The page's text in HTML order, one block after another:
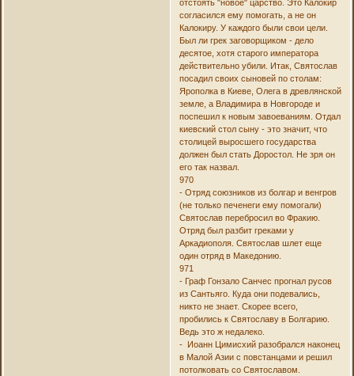
отстоять "новое" царство. Это Калокир
согласился ему помогать, а не он
Калокиру. У каждого были свои цели.
Был ли грек заговорщиком - дело
десятое, хотя старого императора
действительно убили. Итак, Святослав
посадил своих сыновей по столам:
Ярополка в Киеве, Олега в древлянской
земле, а Владимира в Новгороде и
поспешил к новым завоеваниям. Отдал
киевский стол сыну - это значит, что
столицей выросшего государства
должен был стать Доростол. Не зря он
его так назвал.
970
- Отряд союзников из болгар и венгров
(не только печенеги ему помогали)
Святослав перебросил во Фракию.
Отряд был разбит греками у
Аркадиополя. Святослав шлет еще
один отряд в Македонию.
971
- Граф Гонзало Санчес прогнал русов
из Сантьяго. Куда они подевались,
никто не знает. Скорее всего,
пробились к Святославу в Болгарию.
Ведь это ж недалеко.
- Иоанн Цимисхий разобрался наконец
в Малой Азии с повстанцами и решил
потолковать со Святославом.